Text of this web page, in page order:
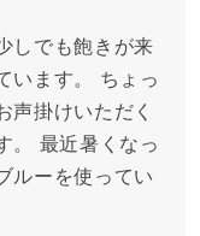
しでも飽きが来
います。 ちょっ
声掛けいただく
。 最近暑くなっ
ルーを使ってい